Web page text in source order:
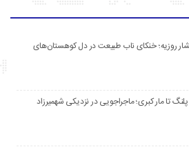
روزیه؛ خنکای ناب طبیعت در دل کوهستان‌های
پلنگ تا مار کبری؛ ماجراجویی در نزدیکی شهمیرزاد